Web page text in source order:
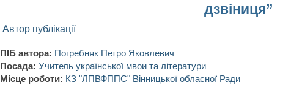
дзвіниця”
Автор публікації
ПІБ автора: Погребняк Петро Яковлевич
Посада: Учитель української мвои та літератури
Місце роботи: КЗ "ЛПВФППС" Вінницької обласної Ради